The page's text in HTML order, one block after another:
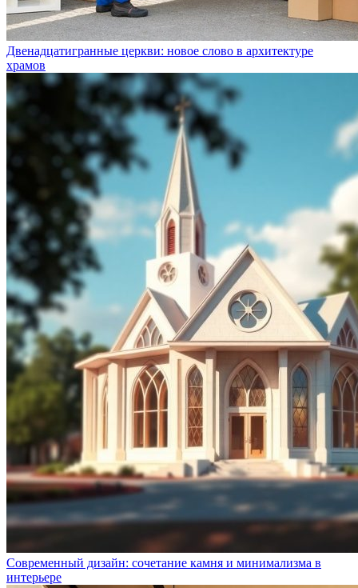
Двенадцатигранные церкви: новое слово в архитектуре
храмов
Современный дизайн: сочетание камня и минимализма в
интерьере